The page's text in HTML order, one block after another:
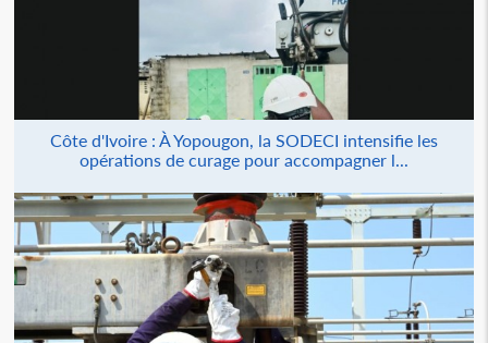
Côte d'Ivoire : À Yopougon, la SODECI intensifie les
opérations de curage pour accompagner l...